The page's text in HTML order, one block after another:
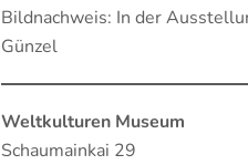
Bildnachweis: In der
Günzel
Weltkulturen Museum
Schaumainkai 29